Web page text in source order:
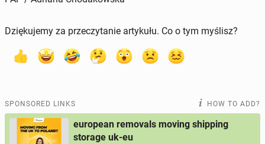
Dziękujemy za przeczytanie artykułu. Co o tym myślisz?
SPONSORED LINKS HOW TO ADD?
european removals moving shipping
storage uk-eu